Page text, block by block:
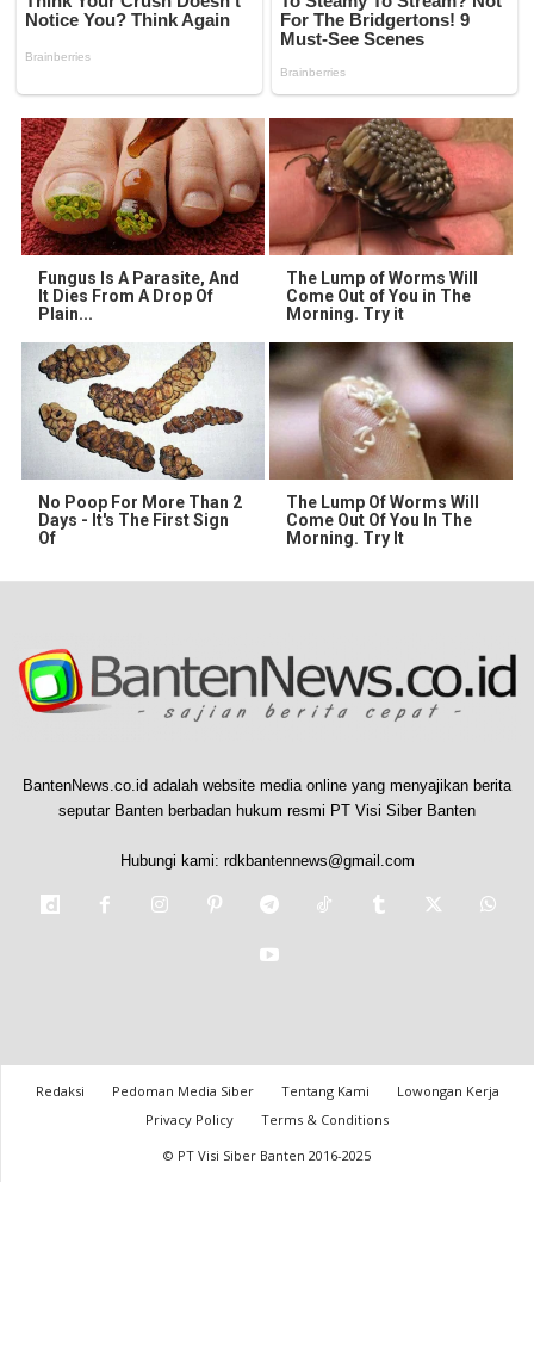
Fungus Is A Parasite, And
It Dies From A Drop Of
Plain...
The Lump of Worms Will
Come Out of You in The
Morning. Try it
No Poop For More Than 2
Days - It's The First Sign
Of
The Lump Of Worms Will
Come Out Of You In The
Morning. Try It
BantenNews.co.id adalah website media online yang menyajikan berita
seputar Banten berbadan hukum resmi PT Visi Siber Banten
Hubungi kami: rdkbantennews@gmail.com
Redaksi Pedoman Media Siber Tentang Kami
Lowongan Kerja
Privacy Policy
Terms & Conditions
© PT Visi Siber Banten 2016-2025